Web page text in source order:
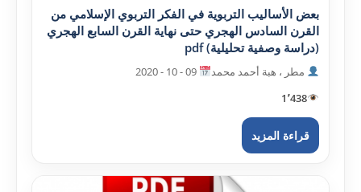
بعض الأساليب التربوية في الفکر التربوي الإسلامي من
القرن السادس الهجري حتى نهاية القرن السابع الهجري
(دراسة وصفية تحليلية) pdf
مطر ، هبة أحمد محمد
1٬438
قراءة المزيد